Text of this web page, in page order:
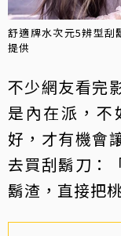
舒適牌水次元5辨型刮
提供
不少網友看完
是內在派，不
好，才有機會
去買刮鬍刀：
鬍渣，直接把